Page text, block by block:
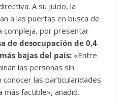
directiva. A su juicio, la
a las puertas en busca de
compleja, por presentar
de desocupación de 0,4
bajas del país: «Entre
las personas sin
conocer las particularidades
factible», añadió.